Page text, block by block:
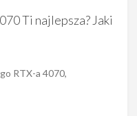
Ti najlepsza? Jaki
RTX-a 4070,